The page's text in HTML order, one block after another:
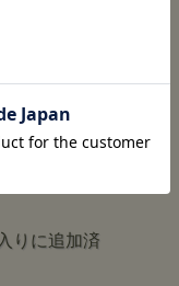
るでしょう。
ードな質感のヘビー
なり度詰めで編むの
感じますが、 8番の
ずかながら編み目に
ます。 こちらはピグ
雰囲気をお楽しみい
です。
△
りに追加済